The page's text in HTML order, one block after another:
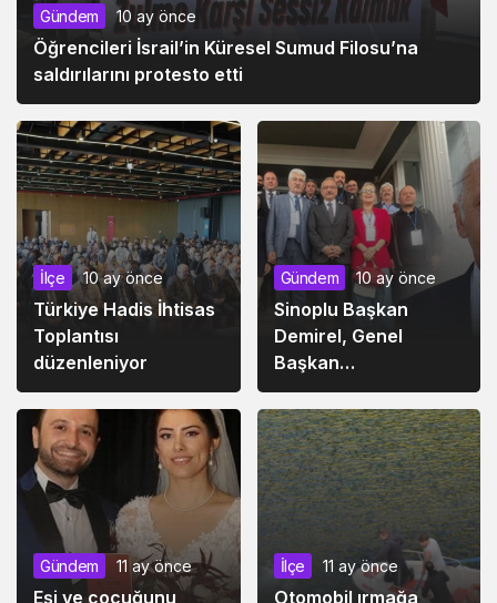
Gündem 10 ay önce
Öğrencileri İsrail’in Küresel Sumud Filosu’na
saldırılarını protesto etti
İlçe 10 ay önce
Türkiye Hadis İhtisas
Toplantısı
düzenleniyor
Gündem 10 ay önce
Sinoplu Başkan
Demirel, Genel
Başkan
Yardımcılığına
getirildi
Gündem 11 ay önce
Eşi ve çocuğunu
İlçe 11 ay önce
Otomobil ırmağa